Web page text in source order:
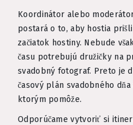
Koordinátor alebo
postará o to, aby hostia
začiatok hostiny. Nebude
času potrebujú družičky na
svadobný fotograf. Preto je
časový plán svadobného
ktorým pomôže.
Odporúčame vytvoriť si